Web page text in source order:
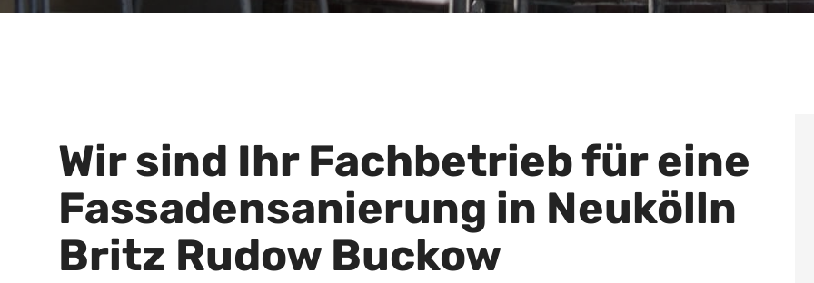
Wir sind Ihr Fachbetrieb für eine
Fassadensanierung in Neukölln
Britz Rudow Buckow